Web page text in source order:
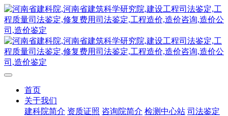
首页
关于我们
建科院简介 资质证照 咨询院简介 检测中心站 司法鉴定